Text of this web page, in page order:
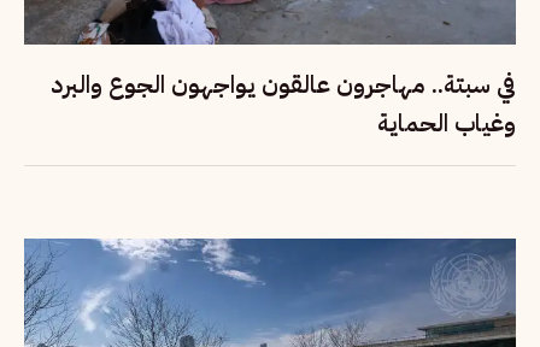
في سبتة.. مهاجرون عالقون يواجهون الجوع والبرد
وغياب الحماية